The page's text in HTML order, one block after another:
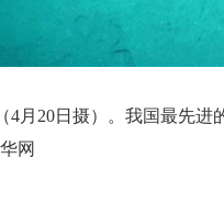
4月20日摄）。我国最先
网